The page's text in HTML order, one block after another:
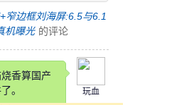
窄边框刘海屏:6.5与6.1
机曝光 的评论
玩血
香算国产
。